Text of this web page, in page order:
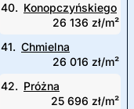
40. Konopczyńskiego
26 136 zł/m²
41. Chmielna
26 016 zł/m²
42. Próżna
25 696 zł/m²